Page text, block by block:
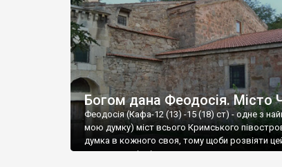
Богом дана Феодосія. Місто
Феодосія (Кафа-12 (13) -15 (18) ст) - одне з
мою думку) міст всього Кримського
думка в кожного своя, тому щоби розвіяти
запрошую відвідати це